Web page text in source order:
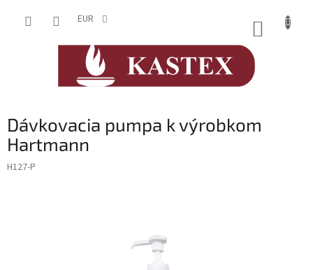
EUR
Dávkovacia pumpa k výrobkom
Hartmann
H127-P